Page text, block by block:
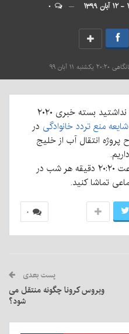
۱۱ آبان ۹۹
اگر امروز هم فرصت مرور اخبار را نداشتید بسته خبری ۲۰۲۰
منع تردد خانوادگی در
پروژه انتقال آب از خلیج
اخبار شبانگاهی «کرمان نو» را ساعت ۲۰:۲۰ دقیقه هر شب در
تماشا کنید.
۰
پست بعدی
ویروس کرونا چگونه منتقل می
شود؟